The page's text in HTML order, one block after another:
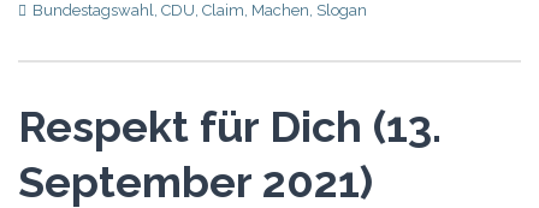
Bundestagswahl, CDU, Claim, Machen, Slogan
Respekt für Dich (13.
September 2021)